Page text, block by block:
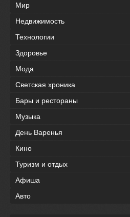
Мир
Недвижимость
Технологии
Здоровье
Мода
Светская хроника
Бары и рестораны
Музыка
День Варенья
Кино
Туризм и отдых
Афиша
Авто